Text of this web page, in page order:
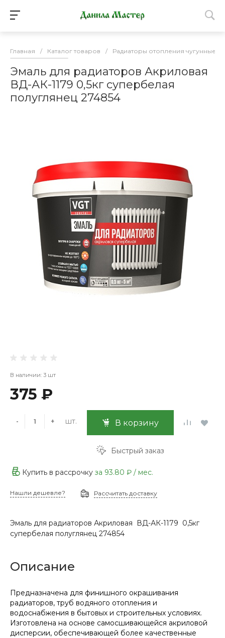
Главная / Каталог товаров / Радиаторы отопления чугунные,
Эмаль для радиаторов Акриловая
ВД-АК-1179 0,5кг супербелая
полуглянец 274854
В наличии: 3 шт
375 ₽
- + шт. В корзину
Быстрый заказ
Купить в рассрочку за 93.80 ₽ / мес.
Нашли дешевле? Рассчитать доставку
Эмаль для радиаторов Акриловая ВД-АК-1179 0,5кг
супербелая полуглянец 274854
Описание
Предназначена для финишного окрашивания
радиаторов, труб водяного отопления и
водоснабжения в бытовых и строительных условиях.
Изготовлена на основе самосшивающейся акриловой
дисперсии, обеспечивающей более качественные